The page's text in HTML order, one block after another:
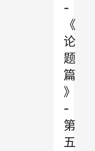
-
《
论
题
篇
》
-
第
五